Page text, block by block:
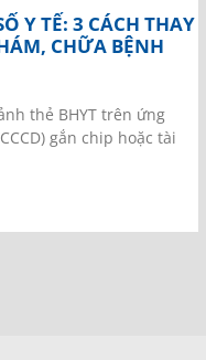
Y TẾ: 3 CÁCH THAY
CHỮA BỆNH
thẻ BHYT trên ứng
gắn chip hoặc tài